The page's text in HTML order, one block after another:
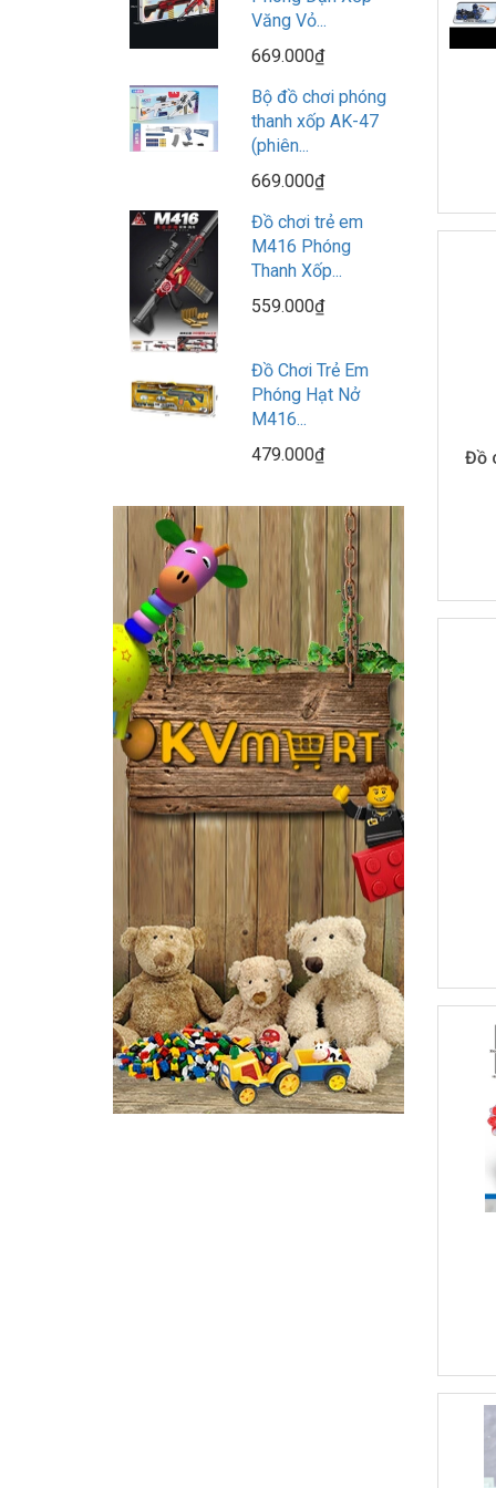
Đồ
Văng Vỏ...
669.000₫
Bộ đồ chơi phóng
thanh xốp AK-47
(phiên...
669.000₫
Đồ chơi trẻ em
M416 Phóng
Thanh Xốp...
559.000₫
Đồ Chơi Trẻ Em
Phóng Hạt Nở
M416...
479.000₫